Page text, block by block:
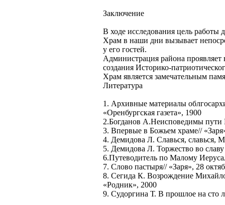
Заключение
В ходе исследования цель работы
Храм в наши дни вызывает
у его гостей.
Администрация района
создания Историко-
Храм является замечательным
Литература
1. Архивные материалы
«Оренбургская газета», 1900
2.Богданов А.Неисповедимы пути
3. Впервые в Божьем храме//
4. Демидова Л. Славься, славься,
5. Демидова Л. Торжество во
6.Путеводитель по Малому
7. Слово пастыря// «Заря», 28
8. Сегида К. Возрождение
«Родник», 2000
9. Судоргина Т. В прошлое на сто